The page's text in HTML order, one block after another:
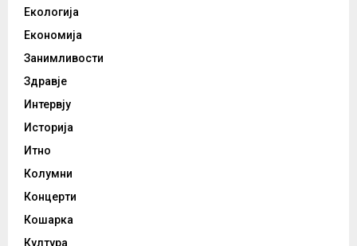
Екологија
Економија
Занимливости
Здравје
Интервју
Историја
Итно
Колумни
Концерти
Кошарка
Култура